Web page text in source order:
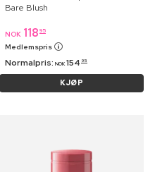
Bare Blush
NOK 118 95
Medlemspris
Normalpris: NOK 154 95
KJØP